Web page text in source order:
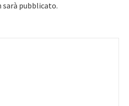
pubblicato.